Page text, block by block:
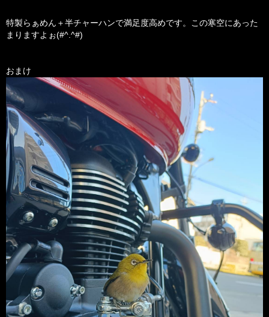
特製らぁめん＋半チャーハンで満足度高めです。この寒空にあった
まりますよぉ(#^.^#)
おまけ